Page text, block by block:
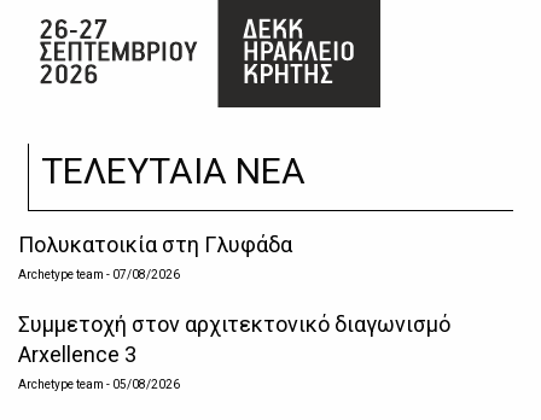
ΤΕΛΕΥΤΑΙΑ ΝΕΑ
Πολυκατοικία στη Γλυφάδα
Archetype team - 07/08/2026
Συμμετοχή στον αρχιτεκτονικό διαγωνισμό
Arxellence 3
Archetype team - 05/08/2026